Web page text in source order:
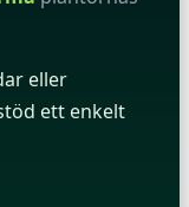
eller
ett enkelt